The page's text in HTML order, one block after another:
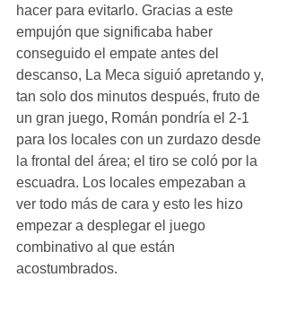
hacer para evitarlo. Gracias a este
empujón que significaba haber
conseguido el empate antes del
descanso, La Meca siguió apretando y,
tan solo dos minutos después, fruto de
un gran juego, Román pondría el 2-1
para los locales con un zurdazo desde
la frontal del área; el tiro se coló por la
escuadra. Los locales empezaban a
ver todo más de cara y esto les hizo
empezar a desplegar el juego
combinativo al que están
acostumbrados.